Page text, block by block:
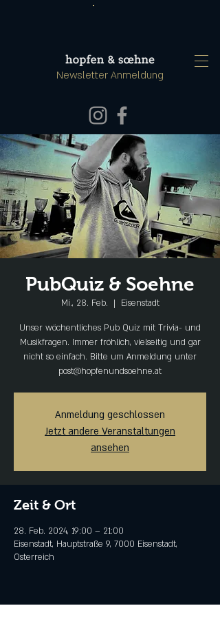
Newsletter Anmeldung
PubQuiz & Soehne
Mi., 28. Feb.
  |
Eisenstadt
Unser wöchentliches Pub Quiz mit Trivia- und
Musikfragen. Immer fröhlich, vielseitig und gar
nicht so einfach. Bitte um Anmeldung unter
post@hopfenundsoehne.at
Anmeldung geschlossen
Jetzt andere Veranstaltungen
ansehen
Zeit & Ort
28. Feb. 2024, 19:00 – 21:00
Eisenstadt, Hauptstraße 9, 7000 Eisenstadt,
Österreich